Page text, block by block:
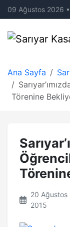
09 Ağustos 2026
Ana Sayfa
Törenine
20 Ağustos
2015